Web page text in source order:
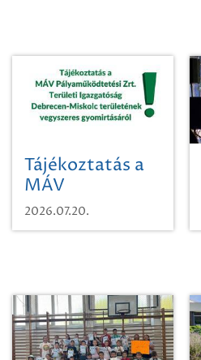
Tájékoztatás a
MÁV
Pályaműködtetési
Zrt. Területi
területének
vegyszeres
gyomirtásáról
2026.07.20.